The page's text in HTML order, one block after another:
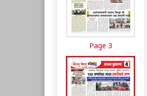
Page 3